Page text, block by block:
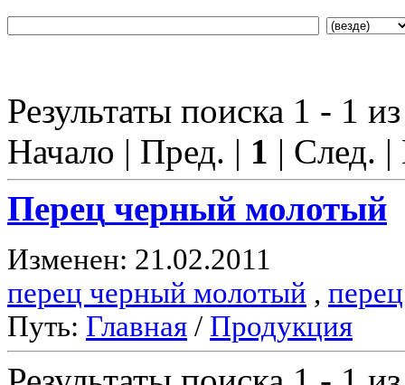
Результаты поиска 1 - 1
Начало | Пред. | 1 | След.
Перец черный молотый
Изменен: 21.02.2011
перец черный молотый , перец
Путь: Главная / Продукция